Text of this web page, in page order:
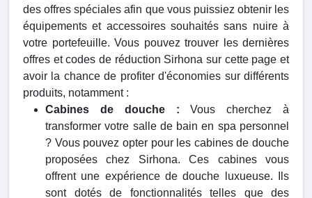
des offres spéciales afin que vous puissiez obtenir les
équipements et accessoires souhaités sans nuire à
votre portefeuille. Vous pouvez trouver les dernières
offres et codes de réduction Sirhona sur cette page et
avoir la chance de profiter d'économies sur différents
produits, notamment :
Cabines de douche :Vous cherchez à
transformer votre salle de bain en spa personnel
? Vous pouvez opter pour les cabines de douche
proposées chez Sirhona. Ces cabines vous
offrent une expérience de douche luxueuse. Ils
sont dotés de fonctionnalités telles que des